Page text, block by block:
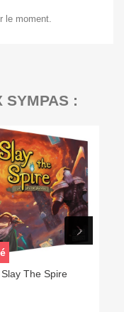
le moment.
SYMPAS :
Slay The Spire